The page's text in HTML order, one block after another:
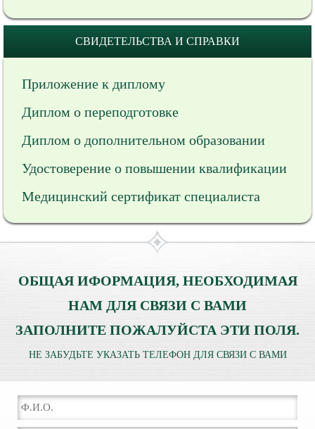
СВИДЕТЕЛЬСТВА И СПРАВКИ
Приложение к диплому
Диплом о переподготовке
Диплом о дополнительном образовании
Удостоверение о повышении квалификации
Медицинский сертификат специалиста
ОБЩАЯ ИФОРМАЦИЯ, НЕОБХОДИМАЯ
НАМ ДЛЯ СВЯЗИ С ВАМИ
ЗАПОЛНИТЕ ПОЖАЛУЙСТА ЭТИ ПОЛЯ.
НЕ ЗАБУДЬТЕ УКАЗАТЬ ТЕЛЕФОН ДЛЯ СВЯЗИ С ВАМИ